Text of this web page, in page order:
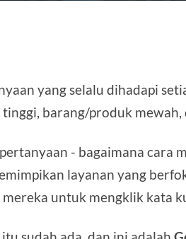
yang selalu dihadapi
barang/produk mewah,
- bagaimana cara
layanan yang
untuk mengklik kata